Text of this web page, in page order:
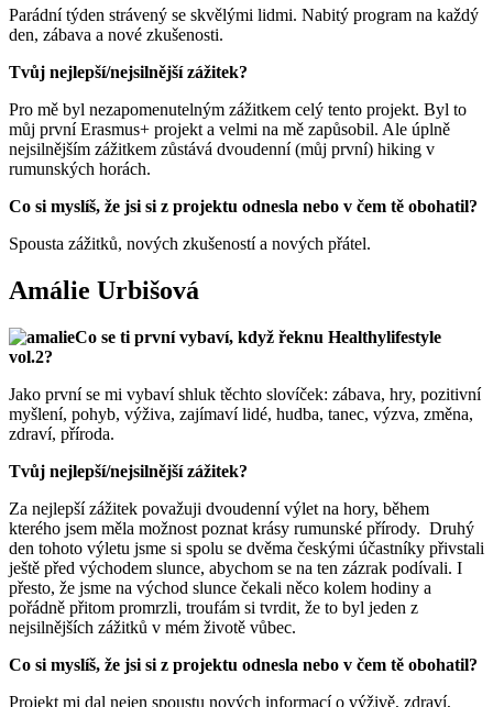
Parádní týden strávený se skvělými lidmi. Nabitý program na každý
den, zábava a nové zkušenosti.
Tvůj nejlepší/nejsilnější zážitek?
Pro mě byl nezapomenutelným zážitkem celý tento projekt. Byl to
můj první Erasmus+ projekt a velmi na mě zapůsobil. Ale úplně
nejsilnějším zážitkem zůstává dvoudenní (můj první) hiking v
rumunských horách.
Co si myslíš, že jsi si z projektu odnesla nebo v čem tě obohatil?
Spousta zážitků, nových zkušeností a nových přátel.
Amálie Urbišová
Co se ti první vybaví, když řeknu Healthylifestyle
vol.2?
Jako první se mi vybaví shluk těchto slovíček: zábava, hry, pozitivní
myšlení, pohyb, výživa, zajímaví lidé, hudba, tanec, výzva, změna,
zdraví, příroda.
Tvůj nejlepší/nejsilnější zážitek?
Za nejlepší zážitek považuji dvoudenní výlet na hory, během
kterého jsem měla možnost poznat krásy rumunské přírody. Druhý
den tohoto výletu jsme si spolu se dvěma českými účastníky přivstali
ještě před východem slunce, abychom se na ten zázrak podívali. I
přesto, že jsme na východ slunce čekali něco kolem hodiny a
pořádně přitom promrzli, troufám si tvrdit, že to byl jeden z
nejsilnějších zážitků v mém životě vůbec.
Co si myslíš, že jsi si z projektu odnesla nebo v čem tě obohatil?
Projekt mi dal nejen spoustu nových informací o výživě, zdraví,